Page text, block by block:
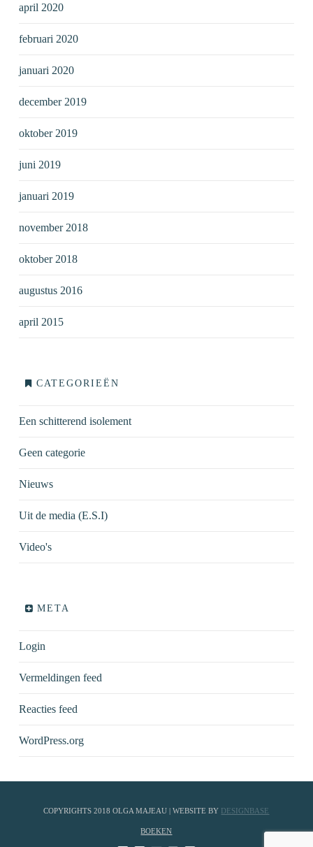
april 2020
februari 2020
januari 2020
december 2019
oktober 2019
juni 2019
januari 2019
november 2018
oktober 2018
augustus 2016
april 2015
CATEGORIEËN
Een schitterend isolement
Geen categorie
Nieuws
Uit de media (E.S.I)
Video's
META
Login
Vermeldingen feed
Reacties feed
WordPress.org
COPYRIGHTS 2018 OLGA MAJEAU | WEBSITE BY DESIGNBASE
BOEKEN